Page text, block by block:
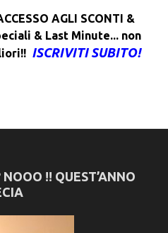
AGLI SCONTI &
& Last Minute... non
ISCRIVITI SUBITO!
!! QUEST’ANNO